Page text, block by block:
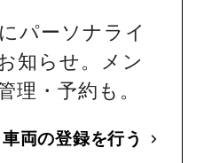
パーソナライ
知らせ。メン
理・予約も。
車両の登録を行う